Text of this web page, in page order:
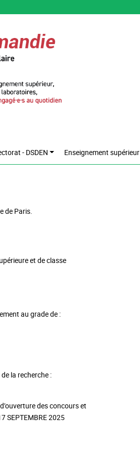
- DSDEN Enseignement supérieur
de Paris.
et de classe
au grade de :
la recherche :
des concours et
SEPTEMBRE 2025